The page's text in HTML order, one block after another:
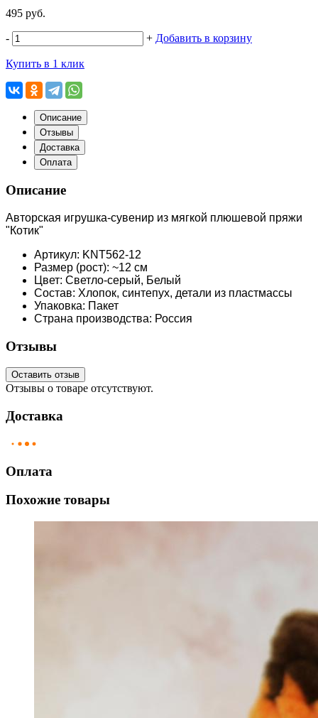
495 руб.
- + Добавить в корзину
Купить в 1 клик
Описание
Отзывы
Доставка
Оплата
Описание
Авторская игрушка-сувенир из мягкой плюшевой пряжи
"Котик"
Артикул: KNT562-12
Размер (рост): ~12 см
Цвет: Светло-серый, Белый
Состав: Хлопок, синтепух, детали из пластмассы
Упаковка: Пакет
Страна производства: Россия
Отзывы
Оставить отзыв
Отзывы о товаре отсутствуют.
Доставка
Оплата
Похожие товары